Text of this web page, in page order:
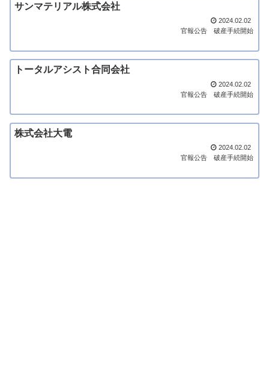
サンマテリアル株式会社
2024.02.02
官報公告
破産手続開始
トータルアシスト合同会社
2024.02.02
官報公告
破産手続開始
株式会社大電
2024.02.02
官報公告
破産手続開始